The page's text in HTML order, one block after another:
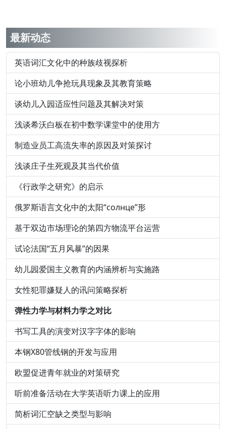
最新动态
英语词汇文化中的种族歧视探析
论小班幼儿争抢玩具现象及其教育策略
谈幼儿入园适应性问题及其解决对策
浅谈希沃白板在初中数学课堂中的使用方
制造业员工高流失率的原因及对策探讨
浅谈庄子生死观及其当代价值
《行政学之研究》的启示
俄罗斯语言文化中的太阳“солнце”形
基于双边市场理论的第四方物流平台运营
试论法国“五月风暴”的因果
幼儿园爱国主义教育的内涵辨析与实施路
女性犯罪嫌疑人的讯问策略探析
弹性力学与材料力学之对比
书写工具的演变对汉字字体的影响
本钢X80管线钢的开发与应用
欧盟促进青年就业的对策研究
听前准备活动在大学英语听力课上的应用
简析词汇空缺之类型与影响